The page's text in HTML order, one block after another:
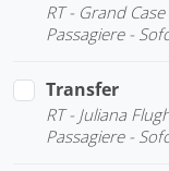
RT - Grand
Passagiere -
Transfer
RT - Juliana
Passagiere -